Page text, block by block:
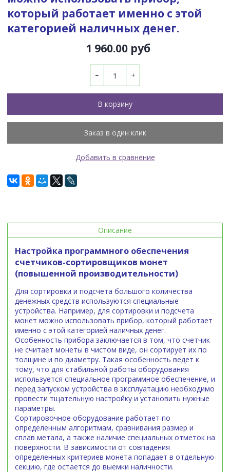
который работает именно с этой
категорией наличных денег.
1 960.00 руб
В корзину
Заказ в один клик
Добавить в сравнение
Описание
Настройка программного обеспечения
счетчиков-сортировщиков монет
(повышенной производительности)
Для сортировки и подсчета большого количества
денежных средств используются специальные
устройства. Например, для сортировки и подсчета
монет можно использовать прибор, который работает
именно с этой категорией наличных денег.
Особенность прибора заключается в том, что счетчик
не считает монеты в чистом виде, он сортирует их по
толщине и по диаметру. Такая особенность ведет к
тому, что для стабильной работы оборудования
используется специальное программное обеспечение, и
перед запуском устройства в эксплуатацию необходимо
провести тщательную настройку и установить нужные
параметры.
Сортировочное оборудование работает по
определенным алгоритмам, сравнивания размер и
сплав метала, а также наличие специальных отметок на
поверхности. В зависимости от совпадения
определенных критериев монета попадает в отдельную
секцию, где остается до выемки наличности.